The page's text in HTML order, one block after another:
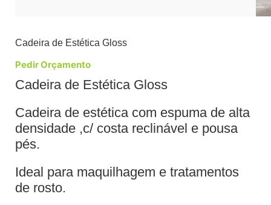
Cadeira de Estética Gloss
Pedir Orçamento
Cadeira de Estética Gloss
Cadeira de estética com espuma de alta
densidade ,c/ costa reclinável e pousa
pés.
Ideal para maquilhagem e tratamentos
de rosto.